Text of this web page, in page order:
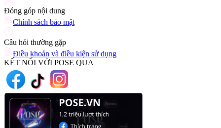
Đóng góp nội dung
Chính sách bảo mật
Câu hỏi thường gặp
Điều khoản và điều kiện sử dụng
KẾT NỐI VỚI POSE QUA